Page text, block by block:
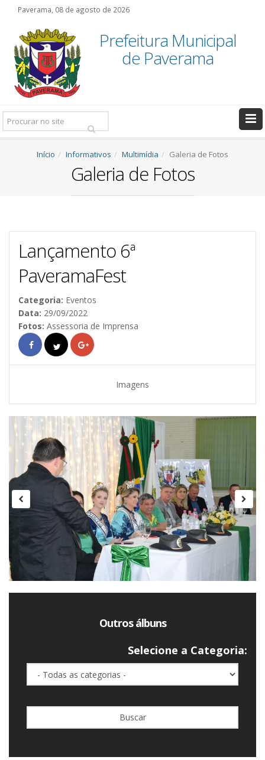
Paverama, 08 de agosto de 2026
Prefeitura Municipal
de Paverama
Pesquisar:
Início Informativos Multimídia Galeria de Fotos
Galeria de Fotos
Lançamento 6ª
PaveramaFest
Categoria: Eventos
Data: 29/09/2022
Fotos: Assessoria de Imprensa
Imagens
Outros álbuns
Selecione a Categoria:
Buscar